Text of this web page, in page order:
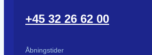
+45 32 26 62 00
Åbningstider